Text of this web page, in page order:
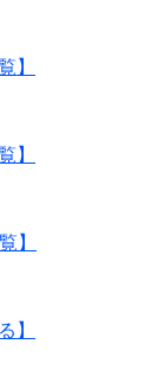
】
】
】
】